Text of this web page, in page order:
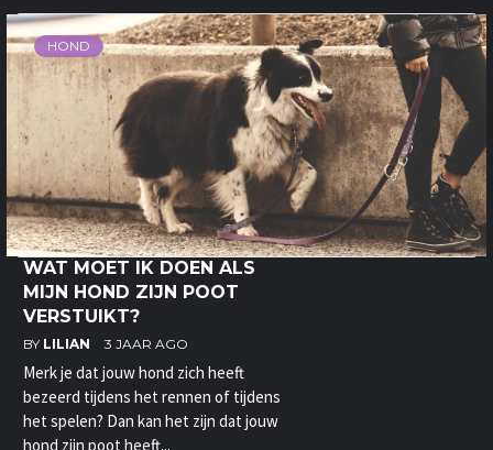
HOND
WAT MOET IK DOEN ALS
MIJN HOND ZIJN POOT
VERSTUIKT?
BY LILIAN 3 JAAR AGO
Merk je dat jouw hond zich heeft
bezeerd tijdens het rennen of tijdens
het spelen? Dan kan het zijn dat jouw
hond zijn poot heeft...